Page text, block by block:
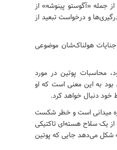
جمله «آگوستو پینوشه» از
و درخواست تبعید از
جنایات هولناک‌شان موضوعی
محاسبات پوتین در مورد
به این معنی است که او
خود دنبال خواهد کرد.
میدانی است و خطر شکست
از یک سلاح هسته‌ای تاکتیکی
شکل می‌دهد جایی که پوتین